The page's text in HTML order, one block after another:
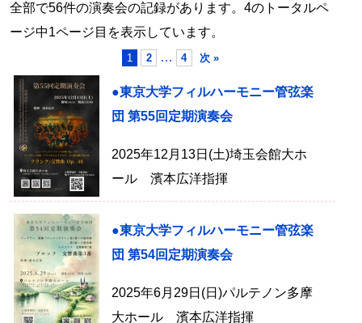
全部で56件の演奏会の記録があります。4のトータルペ
ージ中1ページ目を表示しています。
1 2 … 4 次 »
●東京大学フィルハーモニー管弦楽
団 第55回定期演奏会
2025年12月13日(土)埼玉会館大ホ
ール 濱本広洋指揮
●東京大学フィルハーモニー管弦楽
団 第54回定期演奏会
2025年6月29日(日)パルテノン多摩
大ホール 濱本広洋指揮